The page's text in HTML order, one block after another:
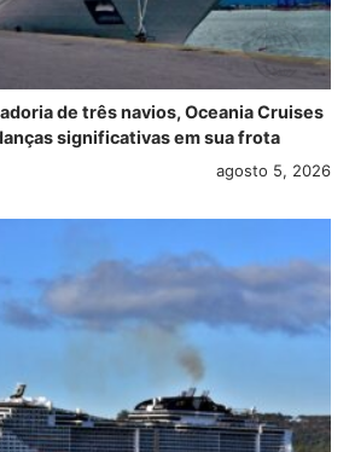
de três navios, Oceania Cruises
significativas em sua frota
agosto 5, 2026